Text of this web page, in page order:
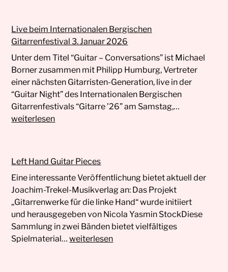
Live beim Internationalen Bergischen
Gitarrenfestival 3. Januar 2026
Unter dem Titel “Guitar – Conversations” ist Michael
Borner zusammen mit Philipp Humburg, Vertreter
einer nächsten Gitarristen-Generation, live in der
“Guitar Night” des Internationalen Bergischen
Gitarrenfestivals “Gitarre ’26” am Samstag,…
Januar
weiterlesen
Left Hand Guitar Pieces
Eine interessante Veröffentlichung bietet aktuell der
Joachim-Trekel-Musikverlag an: Das Projekt
„Gitarrenwerke für die linke Hand“ wurde initiiert
und herausgegeben von Nicola Yasmin StockDiese
Sammlung in zwei Bänden bietet vielfältiges
Spielmaterial…Left
weiterlesen